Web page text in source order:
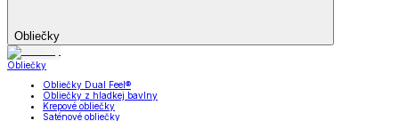
Obliečky
Obliečky
Obliečky Dual Feel®
Obliečky z hladkej bavlny
Krepové obliečky
Saténové obliečky